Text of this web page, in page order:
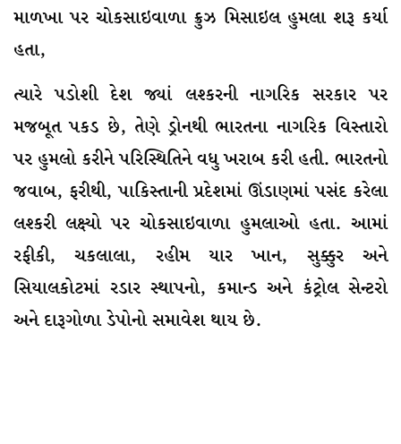
માળખા પર ચોકસાઇવાળા ક્રુઝ મિસાઇલ હુમલા શરૂ કર્યા
હતા,
ત્યારે પડોશી દેશ જ્યાં લશ્કરની નાગરિક સરકાર પર
મજબૂત પકડ છે, તેણે ડ્રોનથી ભારતના નાગરિક વિસ્તારો
પર હુમલો કરીને પરિસ્થિતિને વધુ ખરાબ કરી હતી. ભારતનો
જવાબ, ફરીથી, પાકિસ્તાની પ્રદેશમાં ઊંડાણમાં પસંદ કરેલા
લશ્કરી લક્ષ્યો પર ચોકસાઇવાળા હુમલાઓ હતા. આમાં
રફીકી, ચકલાલા, રહીમ યાર ખાન, સુક્કુર અને
સિયાલકોટમાં રડાર સ્થાપનો, કમાન્ડ અને કંટ્રોલ સેન્ટરો
અને દારૂગોળા ડેપોનો સમાવેશ થાય છે.